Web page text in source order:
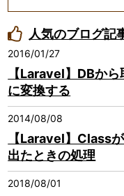
人気のブログ記
2016/01/27
【Laravel】DBか
に変換する
2014/08/08
【Laravel】Class
出たときの処理
2018/08/01